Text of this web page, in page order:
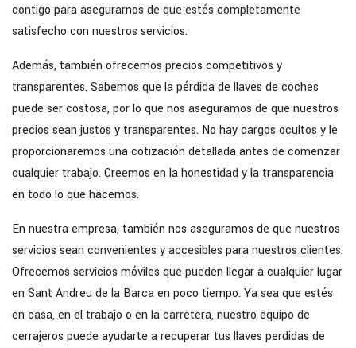
contigo para asegurarnos de que estés completamente
satisfecho con nuestros servicios.
Además, también ofrecemos precios competitivos y
transparentes. Sabemos que la pérdida de llaves de coches
puede ser costosa, por lo que nos aseguramos de que nuestros
precios sean justos y transparentes. No hay cargos ocultos y le
proporcionaremos una cotización detallada antes de comenzar
cualquier trabajo. Creemos en la honestidad y la transparencia
en todo lo que hacemos.
En nuestra empresa, también nos aseguramos de que nuestros
servicios sean convenientes y accesibles para nuestros clientes.
Ofrecemos servicios móviles que pueden llegar a cualquier lugar
en Sant Andreu de la Barca en poco tiempo. Ya sea que estés
en casa, en el trabajo o en la carretera, nuestro equipo de
cerrajeros puede ayudarte a recuperar tus llaves perdidas de